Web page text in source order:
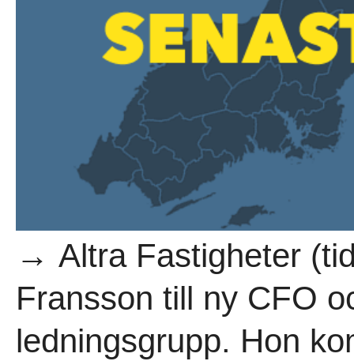
→ Altra Fastigheter
Fransson till ny CFO
ledningsgrupp. Hon